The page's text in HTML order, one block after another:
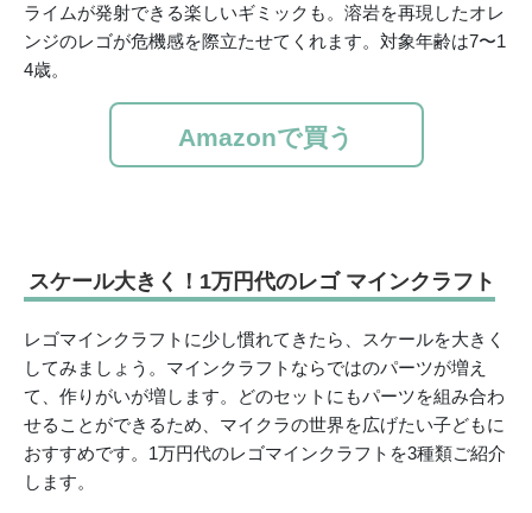
ライムが発射できる楽しいギミックも。溶岩を再現したオレ
ンジのレゴが危機感を際立たせてくれます。対象年齢は7〜1
4歳。
Amazonで買う
スケール大きく！1万円代のレゴ マインクラフト
レゴマインクラフトに少し慣れてきたら、スケールを大きく
してみましょう。マインクラフトならではのパーツが増え
て、作りがいが増します。どのセットにもパーツを組み合わ
せることができるため、マイクラの世界を広げたい子どもに
おすすめです。1万円代のレゴマインクラフトを3種類ご紹介
します。